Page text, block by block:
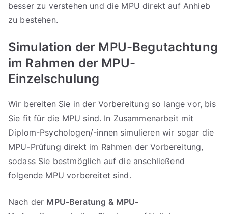
besser zu verstehen und die MPU direkt auf Anhieb
zu bestehen.
Simulation der MPU-Begutachtung
im Rahmen der MPU-
Einzelschulung
Wir bereiten Sie in der Vorbereitung so lange vor, bis
Sie fit für die MPU sind. In Zusammenarbeit mit
Diplom-Psychologen/-innen simulieren wir sogar die
MPU-Prüfung direkt im Rahmen der Vorbereitung,
sodass Sie bestmöglich auf die anschließend
folgende MPU vorbereitet sind.
Nach der MPU-Beratung & MPU-